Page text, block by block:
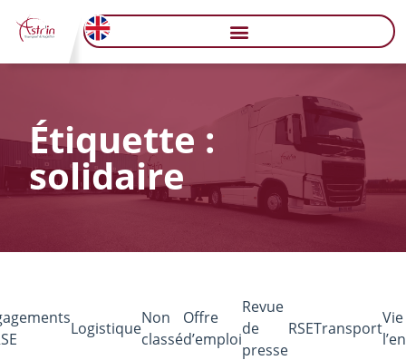
Étiquette :
solidaire
Logistique
Non
classé
Offre
d’emploi
Revue
de
presse
RSETransport